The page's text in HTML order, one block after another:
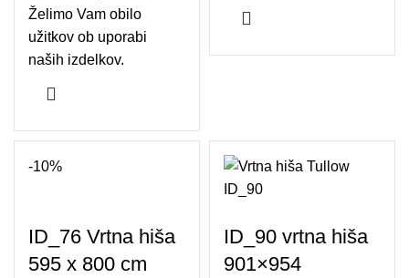
Želimo Vam obilo
užitkov ob uporabi
naših izdelkov.
-10%
ID_76 Vrtna hiša
595 x 800 cm
ID_90 vrtna hiša
901×954